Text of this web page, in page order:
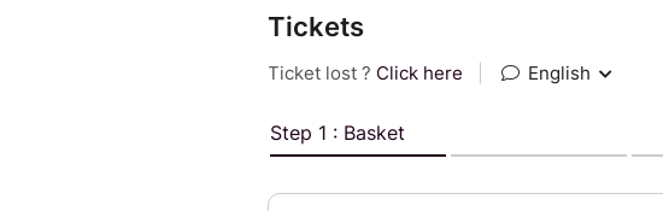
l’interaction avec le présent. Le cas de
présente une trajectoire exemplaire :
l’écriture orchestrale classique, relectures
jusqu'à une paradoxale sur-authenticité
informées.
Tickets